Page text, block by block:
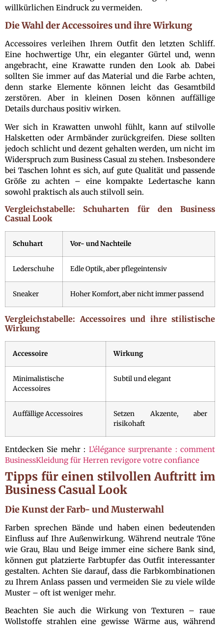
willkürlichen Eindruck zu vermeiden.
Die Wahl der Accessoires und ihre Wirkung
Accessoires verleihen Ihrem Outfit den letzten Schliff.
Eine hochwertige Uhr, ein eleganter Gürtel und, wenn
angebracht, eine Krawatte runden den Look ab. Dabei
sollten Sie immer auf das Material und die Farbe achten,
denn starke Elemente können leicht das Gesamtbild
zerstören. Aber in kleinen Dosen können auffällige
Details durchaus positiv wirken.
Wer sich in Krawatten unwohl fühlt, kann auf stilvolle
Halsketten oder Armbänder zurückgreifen. Diese sollten
jedoch schlicht und dezent gehalten werden, um nicht im
Widerspruch zum Business Casual zu stehen. Insbesondere
bei Taschen lohnt es sich, auf gute Qualität und passende
Größe zu achten – eine kompakte Ledertasche kann
sowohl praktisch als auch stilvoll sein.
Vergleichstabelle: Schuharten für den Business
Casual Look
Schuhart Vor- und Nachteile
Lederschuhe Edle Optik, aber pflegeintensiv
Sneaker Hoher Komfort, aber nicht immer passend
Vergleichstabelle: Accessoires und ihre stilistische
Wirkung
Accessoire Wirkung
Minimalistische
Accessoires
Subtil und elegant
Auffällige Accessoires
Setzen Akzente, aber
risikohaft
Entdecken Sie mehr : L’élégance surprenante : comment
BusinessKleidung für Herren revigore votre confiance
Tipps für einen stilvollen Auftritt im
Business Casual Look
Die Kunst der Farb- und Musterwahl
Farben sprechen Bände und haben einen bedeutenden
Einfluss auf Ihre Außenwirkung. Während neutrale Töne
wie Grau, Blau und Beige immer eine sichere Bank sind,
können gut platzierte Farbtupfer das Outfit interessanter
gestalten. Achten Sie darauf, dass die Farbkombinationen
zu Ihrem Anlass passen und vermeiden Sie zu viele wilde
Muster – oft ist weniger mehr.
Beachten Sie auch die Wirkung von Texturen – raue
Wollstoffe strahlen eine gewisse Wärme aus, während